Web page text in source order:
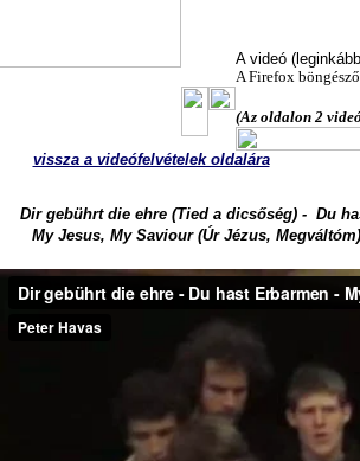
A videó
A Firefox
(Az oldalon 2
vissza a videófelvételek oldalára
Dir gebührt die ehre (Tied a dicsőség) - Du
My Jesus, My Saviour (Úr Jézus, Megváltóm)